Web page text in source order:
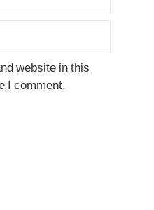
website in this
I comment.